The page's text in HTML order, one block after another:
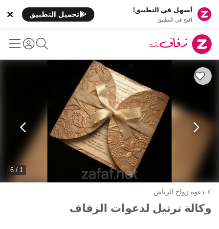
أسهل في التطبيق!
افتح في التطبيق
تحميل التطبيق
1 / 6
دعوة زواج الرياض
وكالة ترتيل لدعوات الزفاف